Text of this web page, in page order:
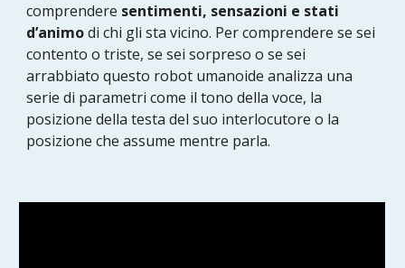
comprendere sentimenti, sensazioni e stati
d’animodi chi gli sta vicino. Per comprendere se sei
contento o triste, se sei sorpreso o se sei
arrabbiato questo robot umanoide analizza una
serie di parametri come il tono della voce, la
posizione della testa del suo interlocutore o la
posizione che assume mentre parla.